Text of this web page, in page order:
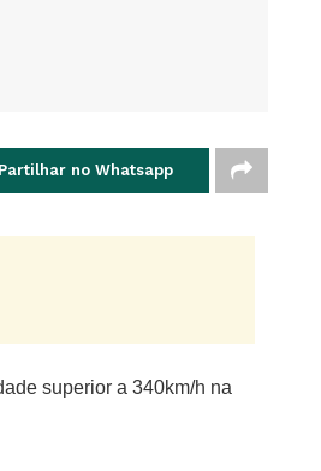
Partilhar no Whatsapp
superior a 340km/h na